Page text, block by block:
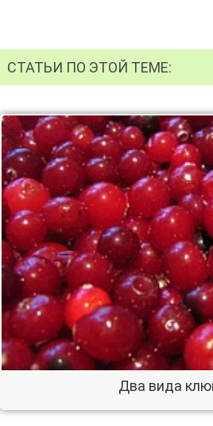
СТАТЬИ ПО ЭТОЙ ТЕМЕ:
Два вида